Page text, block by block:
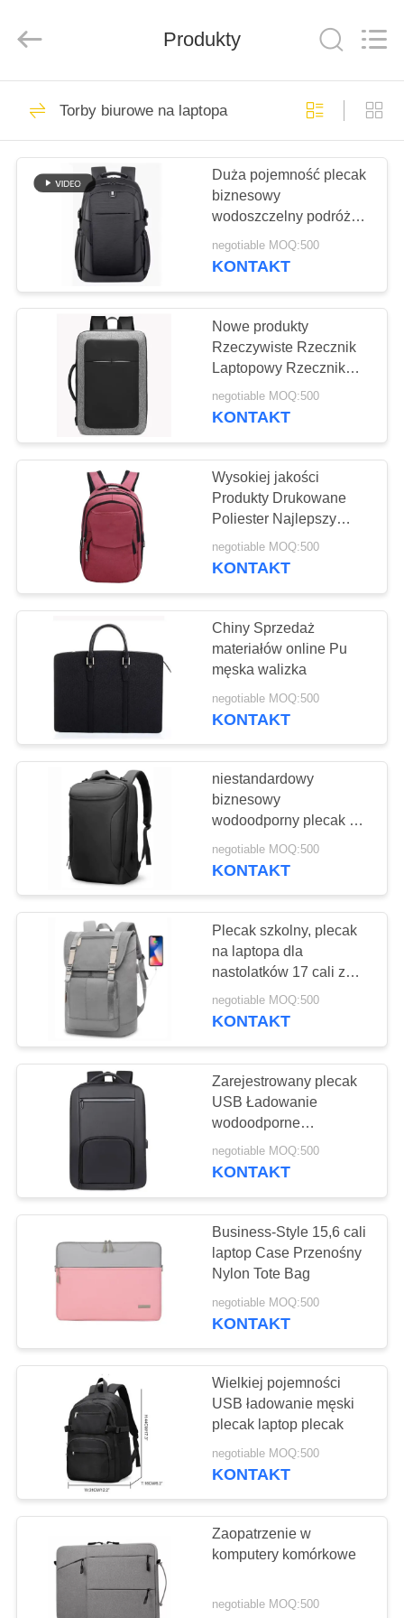
DOM
PRODUKTY
WYCIECZKA
FABRYCE
KONTROLA
JAKOŚCI
SKONTAKTUJ
NAMI
AKTUALNOŚCI
SITEMAP
PRIVACY
POLICY
AND
EXPORT
Rights
Torba sportowa na
świeżym powietrzu
326
Nylonowa torba
sportowa
38
Niestandardowe
torby sportowe
Torby na narty i
snowboard
Torby podróżne na
deskę surfingową
Plecak turystyczny
Trail
63
Torby biurowe na
135
Włóknina Spunlace
Produkty
Torby biurowe na laptopa
Duża pojemność plecak
biznesowy
wodoszczelny podróżny
laptop plecak
negotiable MOQ:500
KONTAKT
Nowe produkty
Rzeczywiste Rzecznik
Laptopowy Rzecznik
Laptopowy na zewnątrz
negotiable MOQ:500
KONTAKT
Wysokiej jakości
Produkty Drukowane
Poliester Najlepszy
laptop plecak
wodoodporny laptop
negotiable MOQ:500
KONTAKT
Chiny Sprzedaż
materiałów online Pu
męska walizka
negotiable MOQ:500
KONTAKT
niestandardowy
biznesowy
wodoodporny plecak na
laptopa z portem
ładowania USB
negotiable MOQ:500
KONTAKT
Plecak szkolny, plecak
na laptopa dla
nastolatków 17 cali z
portem ładowania USB
negotiable MOQ:500
KONTAKT
Zarejestrowany plecak
USB Ładowanie
wodoodporne
Backpacks laptop
biznesowy
negotiable MOQ:500
KONTAKT
Business-Style 15,6 cali
laptop Case Przenośny
Nylon Tote Bag
negotiable MOQ:500
KONTAKT
Wielkiej pojemności
USB ładowanie męski
plecak laptop plecak
negotiable MOQ:500
KONTAKT
Zaopatrzenie w
komputery komórkowe
negotiable MOQ:500